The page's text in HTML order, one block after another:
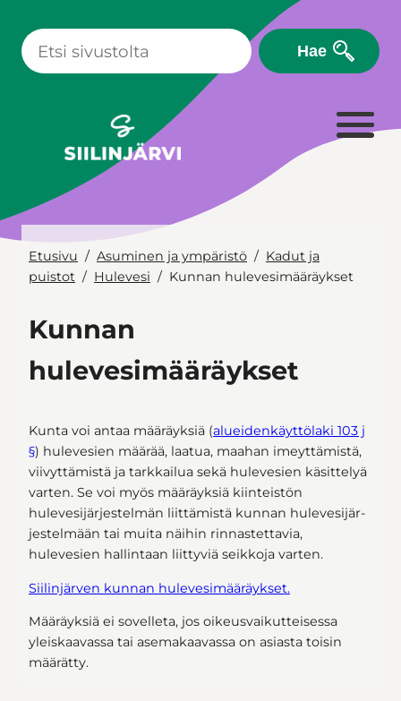
sisältöön
Hae
Etusivu Asuminen ja ympäristö
Kadut ja
puistot
Hulevesi Kunnan hulevesimääräykset
Kunnan
hulevesimääräykset
Kunta voi antaa määräyksiä (alueidenkäyttölaki 103 j
§) hulevesien määrää, laatua, maahan imeyt­tä­mis­tä,
viivyttämistä ja tarkkailua sekä hulevesien käsittelyä
varten. Se voi myös määräyksiä kiinteistön
hulevesijärjestelmän liittämistä kunnan hu­le­ve­si­jär­
jes­tel­mään tai muita näihin rinnastettavia,
hulevesien hallintaan liittyviä seikkoja var­ten.
Siilinjärven kunnan hulevesimääräykset.
Määräyksiä ei sovelleta, jos oikeusvaikutteisessa
yleiskaavassa tai ase­ma­kaa­vas­sa on asiasta toisin
määrätty.